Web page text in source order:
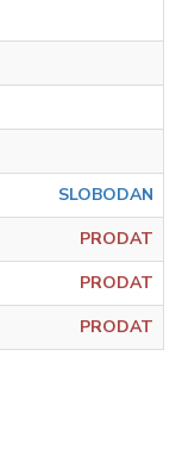
SLOBODAN
PRODAT
PRODAT
PRODAT